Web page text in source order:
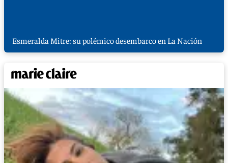
Esmeralda Mitre: su polémico desembarco en La Nación